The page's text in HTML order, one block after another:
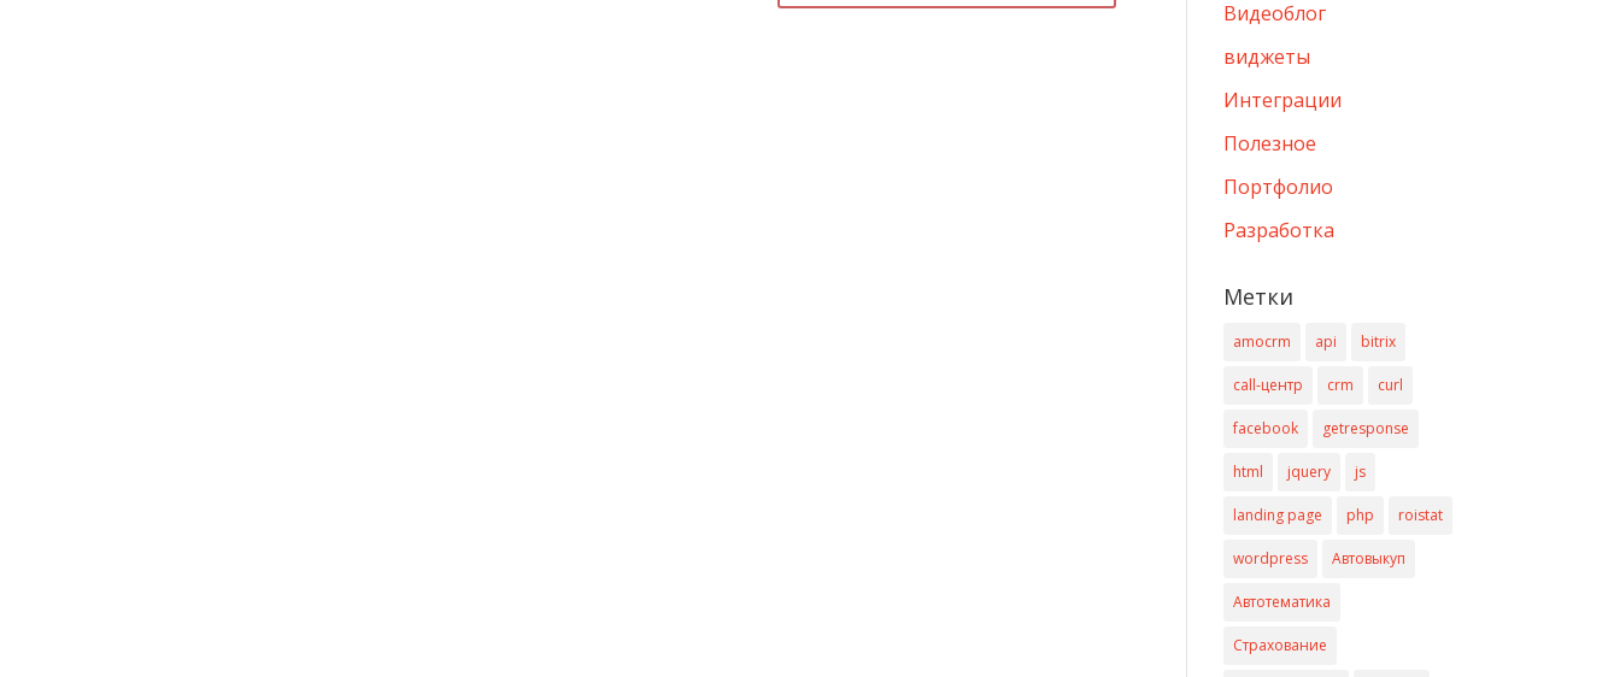
Видеоблог
виджеты
Интеграции
Полезное
Портфолио
Разработка
Метки
amocrm api bitrix
call-центр crm curl
facebook getresponse
html jquery js
landing page php roistat
wordpress Автовыкуп
Автотематика
Страхование